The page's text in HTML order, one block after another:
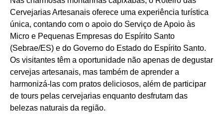
Cervejarias Artesanais oferece uma experiência turística
única, contando com o apoio do Serviço de Apoio às
Micro e Pequenas Empresas do Espírito Santo
(Sebrae/ES) e do Governo do Estado do Espírito Santo.
Os visitantes têm a oportunidade não apenas de degustar
cervejas artesanais, mas também de aprender a
harmonizá-las com pratos deliciosos, além de participar
de tours pelas cervejarias enquanto desfrutam das
belezas naturais da região.